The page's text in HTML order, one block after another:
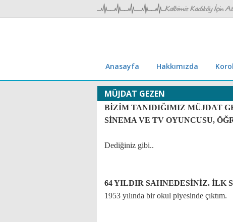
Anasayfa Hakkımızda
MÜJDAT GEZEN
BİZİM TANIDIĞIMIZ MÜJDAT
SİNEMA VE TV OYUNCUSU,
Dediğiniz gibi..
64 YILDIR SAHNEDESİNİZ. İLK
1953 yılında bir okul piyesinde çıktım.